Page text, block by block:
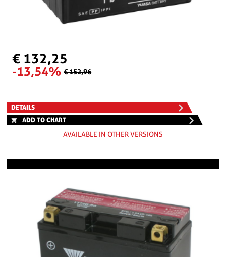
€ 132,25
-13,54% € 152,96
DETAILS
ADD TO CHART
AVAILABLE IN OTHER VERSIONS